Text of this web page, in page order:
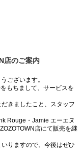
店のご案内
ございます。
もちまして、サービスを
きましたこと、スタッフ
Rouge・Jamie エーエヌ
店にて販売を継
りますので、今後はぜひ